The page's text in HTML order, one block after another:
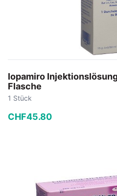
Iopamiro
Flasche
1 Stück
CHF45.80